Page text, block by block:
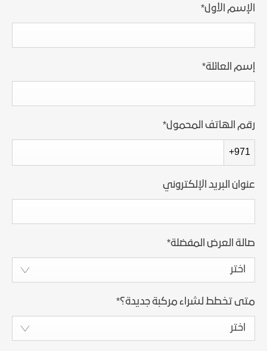
الإسم الأول*
إسم العائلة*
رقم الهاتف المحمول*
+971
عنوان البريد الإلكتروني
صالة العرض المفضلة*
اختر
متى تخطط لشراء مركبة جديدة؟*
اختر